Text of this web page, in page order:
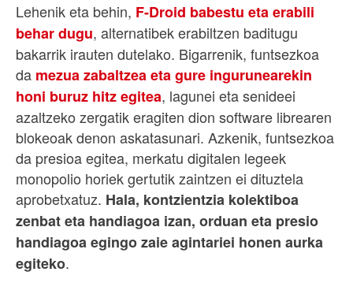
Lehenik eta behin, F-Droid babestu eta erabili
behar dugu, alternatibek erabiltzen baditugu
bakarrik irauten dutelako. Bigarrenik, funtsezkoa
da mezua zabaltzea eta gure ingurunearekin
honi buruz hitz egitea, lagunei eta senideei
azaltzeko zergatik eragiten dion software librearen
blokeoak denon askatasunari. Azkenik, funtsezkoa
da presioa egitea, merkatu digitalen legeek
monopolio horiek gertutik zaintzen ei dituztela
aprobetxatuz. Hala, kontzientzia kolektiboa
zenbat eta handiagoa izan, orduan eta presio
handiagoa egingo zaie agintariei honen aurka
egiteko.